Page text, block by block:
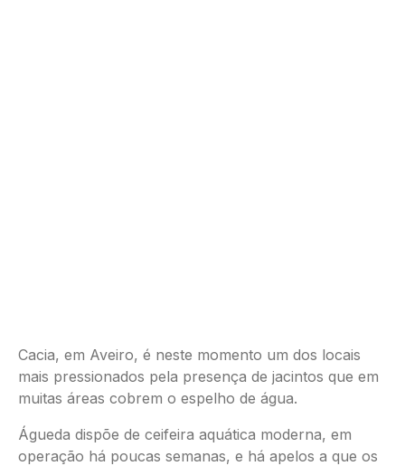
Cacia, em Aveiro, é neste momento um dos locais
mais pressionados pela presença de jacintos que em
muitas áreas cobrem o espelho de água.
Águeda dispõe de ceifeira aquática moderna, em
operação há poucas semanas, e há apelos a que os